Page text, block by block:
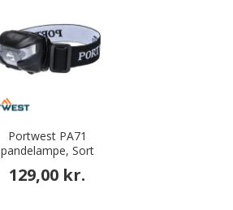
Portwest PA71
pandelampe, Sort
129,00 kr.